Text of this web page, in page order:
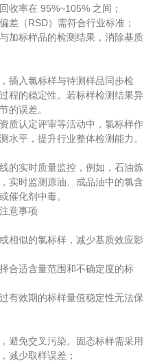
率在 95%~105% 之间；
（RSD）需符合行业标准；
标样品的检测结果，消除基质
入氯标样与待测样品同步检
程的稳定性。若标样检测结果异
的误差。
认定评审等活动中，氯标样作
水平，提升行业整体检测能力。
实时质量监控，例如，石油炼
实时监测原油、成品油中的氯含
催化剂中毒。
意事项
似的氯标样，减少基质效应影
适含量范围和不确定度的标
效期的标样量值稳定性无法保
免交叉污染。固态标样需采用
减少取样误差；